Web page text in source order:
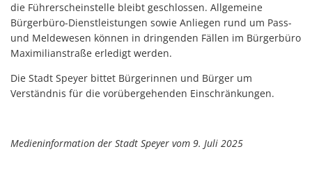
die Führerscheinstelle bleibt geschlossen. Allgemeine
Bürgerbüro-Dienstleistungen sowie Anliegen rund um Pass-
und Meldewesen können in dringenden Fällen im Bürgerbüro
Maximilianstraße erledigt werden.
Die Stadt Speyer bittet Bürgerinnen und Bürger um
Verständnis für die vorübergehenden Einschränkungen.
Medieninformation der Stadt Speyer vom 9. Juli 2025